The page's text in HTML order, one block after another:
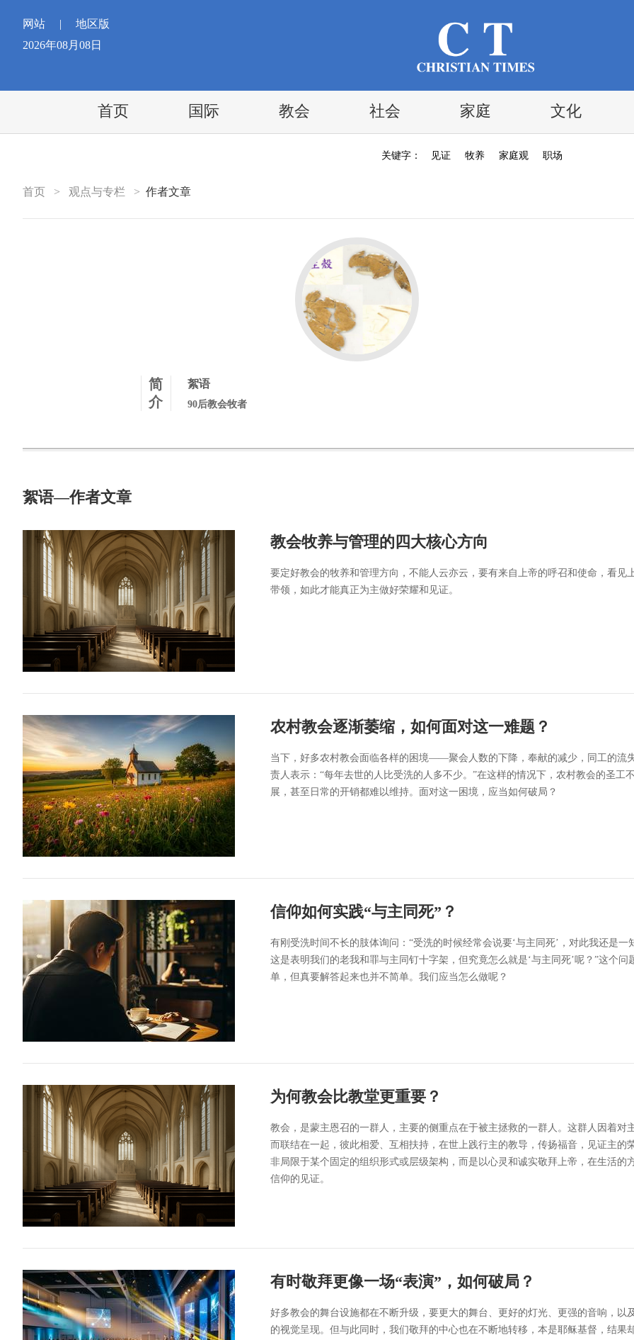
网站 |
地区版
2026年08月08日
首页 国际 教会 社会 家庭 文化
关键字： 见证 牧养 家庭观 职场
首页 > 观点与专栏 > 作者文章
简
介
絮语
90后教会牧者
絮语—作者文章
教会牧养与管理的四大核心方向
要定好教会的牧养和管理方向，不能人云亦云，要有来自上帝的呼召和使命，看见
带领，如此才能真正为主做好荣耀和见证。
农村教会逐渐萎缩，如何面对这一难题？
当下，好多农村教会面临各样的困境——聚会人数的下降，奉献的减少，同工的流
责人表示：“每年去世的人比受洗的人多不少。”在这样的情况下，农村教会的圣工
展，甚至日常的开销都难以维持。面对这一困境，应当如何破局？
信仰如何实践“与主同死”？
有刚受洗时间不长的肢体询问：“受洗的时候经常会说要‘与主同死’，对此我还是一
这是表明我们的老我和罪与主同钉十字架，但究竟怎么就是‘与主同死’呢？”这个问
单，但真要解答起来也并不简单。我们应当怎么做呢？
为何教会比教堂更重要？
教会，是蒙主恩召的一群人，主要的侧重点在于被主拯救的一群人。这群人因着对
而联结在一起，彼此相爱、互相扶持，在世上践行主的教导，传扬福音，见证主的
非局限于某个固定的组织形式或层级架构，而是以心灵和诚实敬拜上帝，在生活的
信仰的见证。
有时敬拜更像一场“表演”，如何破局？
好多教会的舞台设施都在不断升级，要更大的舞台、更好的灯光、更强的音响，以
的视觉呈现。但与此同时，我们敬拜的中心也在不断地转移，本是耶稣基督，结果